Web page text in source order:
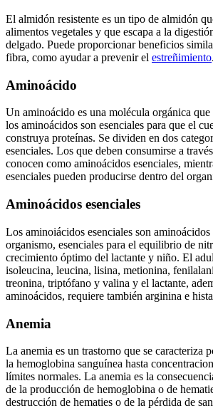
El almidón resistente es un tipo de almidón
alimentos vegetales y que escapa a la
delgado. Puede proporcionar beneficios
fibra, como ayudar a prevenir el estreñimiento.
Aminoácido
Un aminoácido es una molécula orgánica
los aminoácidos son esenciales para que el
construya proteínas. Se dividen en dos
esenciales. Los que deben consumirse a
conocen como aminoácidos esenciales,
esenciales pueden producirse dentro del
Aminoácidos esenciales
Los aminoiácidos esenciales son
organismo, esenciales para el equilibrio de
crecimiento óptimo del lactante y niño. El
isoleucina, leucina, lisina, metionina,
treonina, triptófano y valina y el lactante,
aminoácidos, requiere también arginina e
Anemia
La anemia es un trastorno que se caracteriza
la hemoglobina sanguínea hasta
límites normales. La anemia es la
de la producción de hemoglobina o de
destrucción de hematies o de la pérdida de